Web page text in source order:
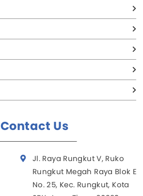
Contact Us
Jl. Raya Rungkut V, Ruko
Rungkut Megah Raya Blok E
No. 25, Kec. Rungkut, Kota